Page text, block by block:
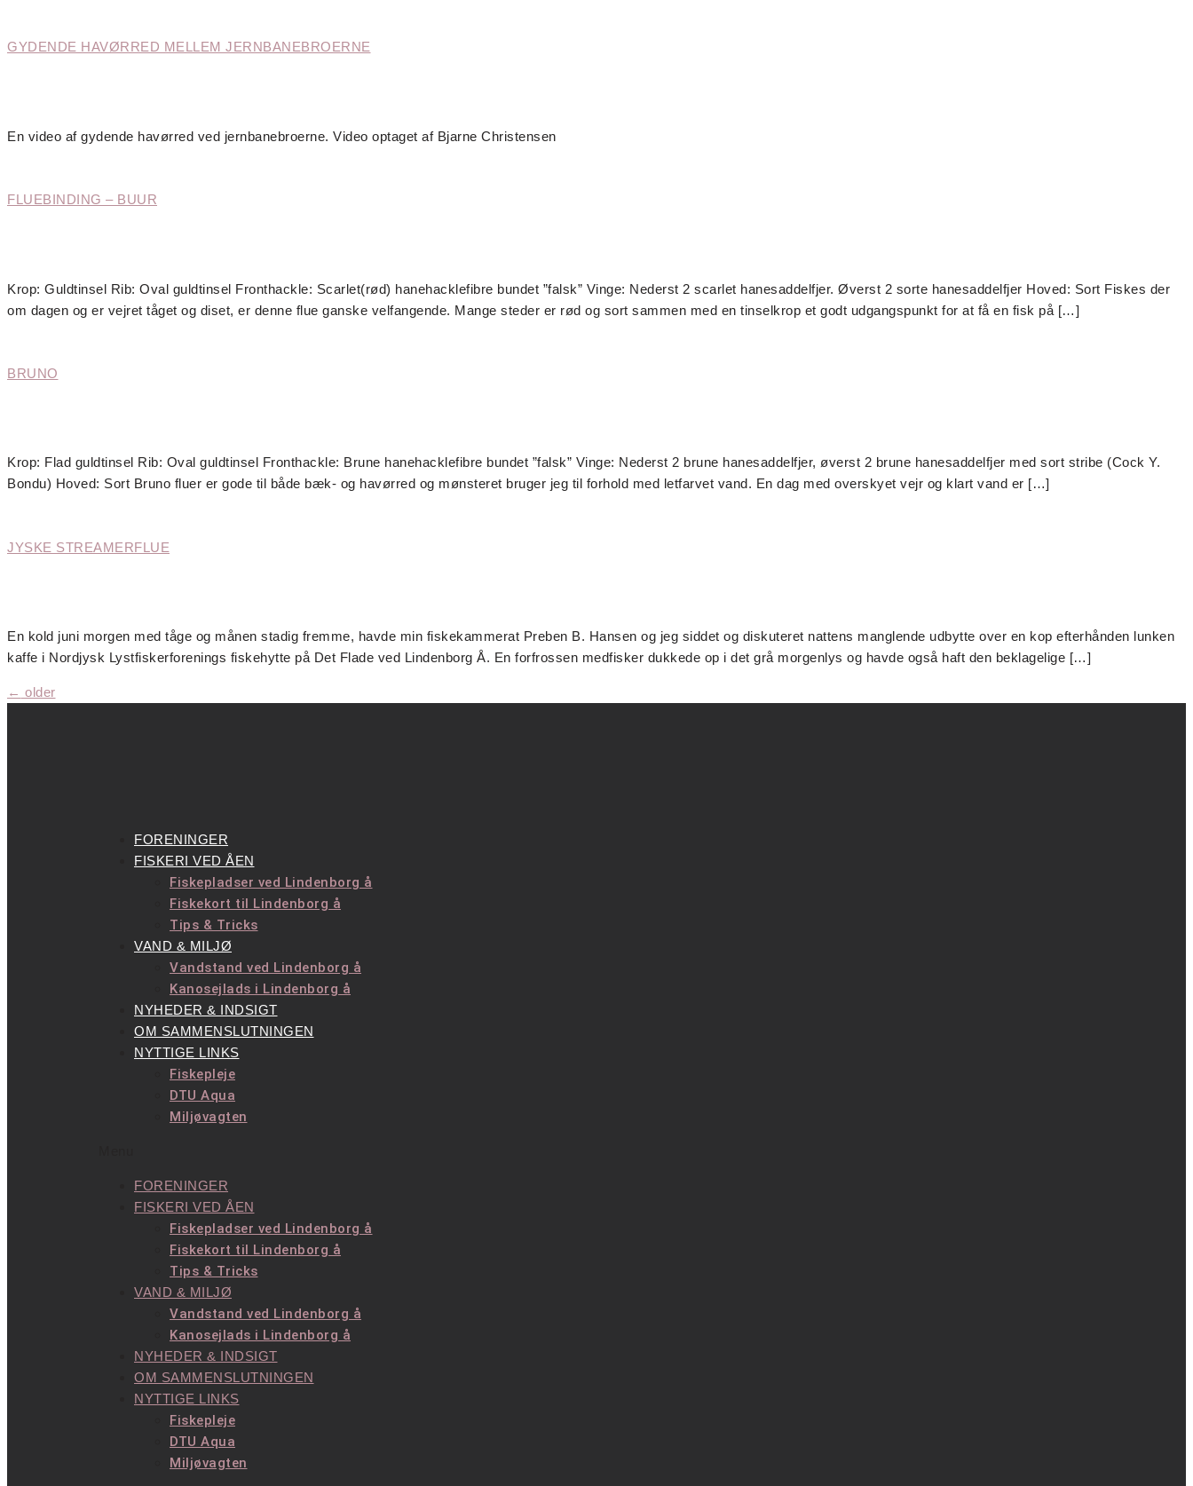
GYDENDE HAVØRRED MELLEM JERNBANEBROERNE
En video af gydende havørred ved jernbanebroerne. Video optaget af Bjarne Christensen
FLUEBINDING – BUUR
Krop: Guldtinsel Rib: Oval guldtinsel Fronthackle: Scarlet(rød) hanehacklefibre bundet ”falsk” Vinge: Nederst 2 scarlet hanesaddelfjer. Øverst 2 sorte hanesaddelfjer Hoved: Sort Fiskes der
om dagen og er vejret tåget og diset, er denne flue ganske velfangende. Mange steder er rød og sort sammen med en tinselkrop et godt udgangspunkt for at få en fisk på […]
BRUNO
Krop: Flad guldtinsel Rib: Oval guldtinsel Fronthackle: Brune hanehacklefibre bundet ”falsk” Vinge: Nederst 2 brune hanesaddelfjer, øverst 2 brune hanesaddelfjer med sort stribe (Cock Y.
Bondu) Hoved: Sort Bruno fluer er gode til både bæk- og havørred og mønsteret bruger jeg til forhold med letfarvet vand. En dag med overskyet vejr og klart vand er […]
JYSKE STREAMERFLUE
En kold juni morgen med tåge og månen stadig fremme, havde min fiskekammerat Preben B. Hansen og jeg siddet og diskuteret nattens manglende udbytte over en kop efterhånden lunken
kaffe i Nordjysk Lystfiskerforenings fiskehytte på Det Flade ved Lindenborg Å. En forfrossen medfisker dukkede op i det grå morgenlys og havde også haft den beklagelige […]
← older
FORENINGER
FISKERI VED ÅEN
Fiskepladser ved Lindenborg å
Fiskekort til Lindenborg å
Tips & Tricks
VAND & MILJØ
Vandstand ved Lindenborg å
Kanosejlads i Lindenborg å
NYHEDER & INDSIGT
OM SAMMENSLUTNINGEN
NYTTIGE LINKS
Fiskepleje
DTU Aqua
Miljøvagten
FORENINGER
FISKERI VED ÅEN
Fiskepladser ved Lindenborg å
Fiskekort til Lindenborg å
Tips & Tricks
VAND & MILJØ
Vandstand ved Lindenborg å
Kanosejlads i Lindenborg å
NYHEDER & INDSIGT
OM SAMMENSLUTNINGEN
NYTTIGE LINKS
Fiskepleje
DTU Aqua
Miljøvagten